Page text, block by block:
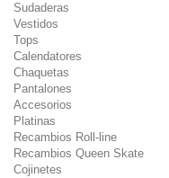
Sudaderas
Vestidos
Tops
Calendatores
Chaquetas
Pantalones
Accesorios
Platinas
Recambios Roll-line
Recambios Queen Skate
Cojinetes